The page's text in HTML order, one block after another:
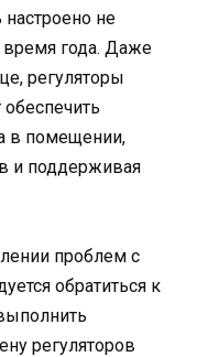
не
время года. Даже
регуляторы
в помещении,
и поддерживая
проблем с
обратиться к
регуляторов